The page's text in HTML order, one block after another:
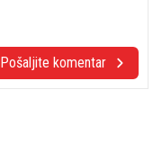
Pošaljite komentar